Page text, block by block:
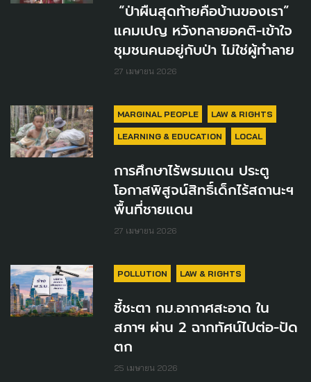
“ป่าผืนสุดท้ายคือบ้านของเรา”
แคมเปญ หวังทลายอคติ-เข้าใจ
ชุมชนคนอยู่กับป่า ไม่ใช่ผู้ทำลาย
27 เมษายน 2026
MARGINAL PEOPLE LAW & RIGHTS
LEARNING & EDUCATION LOCAL
การศึกษาไร้พรมแดน ประตู
โอกาสพิสูจน์สิทธิ์เด็กไร้สถานะฯ
พื้นที่ชายแดน
27 เมษายน 2026
POLLUTION LAW & RIGHTS
ชี้ชะตา กม.อากาศสะอาด ใน
สภาฯ ผ่าน 2 ฉากทัศน์ไปต่อ-ปัด
ตก
25 เมษายน 2026